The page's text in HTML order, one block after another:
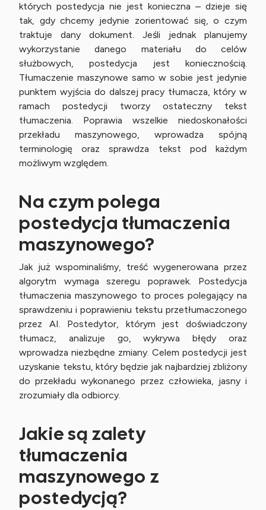
których postedycja nie jest konieczna – dzieje się
tak, gdy chcemy jedynie zorientować się, o czym
traktuje dany dokument. Jeśli jednak planujemy
wykorzystanie danego materiału do celów
służbowych, postedycja jest koniecznością.
Tłumaczenie maszynowe samo w sobie jest jedynie
punktem wyjścia do dalszej pracy tłumacza, który w
ramach postedycji tworzy ostateczny tekst
tłumaczenia. Poprawia wszelkie niedoskonałości
przekładu maszynowego, wprowadza spójną
terminologię oraz sprawdza tekst pod każdym
możliwym względem.
Na czym polega
postedycja tłumaczenia
maszynowego?
Jak już wspominaliśmy, treść wygenerowana przez
algorytm wymaga szeregu poprawek. Postedycja
tłumaczenia maszynowego to proces polegający na
sprawdzeniu i poprawieniu tekstu przetłumaczonego
przez AI. Postedytor, którym jest doświadczony
tłumacz, analizuje go, wykrywa błędy oraz
wprowadza niezbędne zmiany. Celem postedycji jest
uzyskanie tekstu, który będzie jak najbardziej zbliżony
do przekładu wykonanego przez człowieka, jasny i
zrozumiały dla odbiorcy.
Jakie są zalety
tłumaczenia
maszynowego z
postedycją?